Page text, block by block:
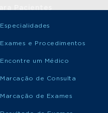
Especialidades
Exames e Procedimentos
Encontre um Médico
Marcação de Consulta
Marcação de Exames